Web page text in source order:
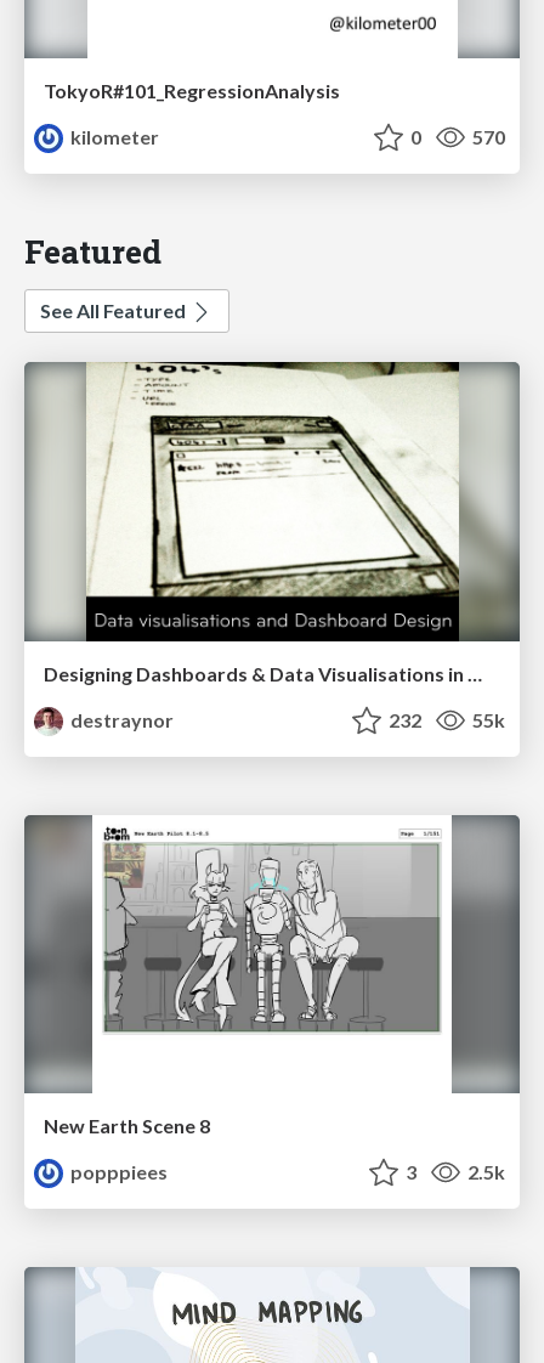
TokyoR#101_RegressionAnalysis
kilometer
0 570
Featured
See All Featured
destraynor
232 55k
New Earth Scene 8
popppiees
3 2.5k